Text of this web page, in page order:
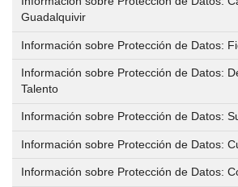
Somos
y
Sedes
administrativas
Ordenanza
de
precios
públicos
para
Deportivos
Mapa
interactivo
INFORMACIÓN IMD
Volver
IMD
inclusión
Guadalquivir
Información sobre Protección de Datos:
Información sobre Protección de Datos:
Talento
Información sobre Protección de Datos:
Información sobre Protección de Datos:
Información sobre Protección de Datos: